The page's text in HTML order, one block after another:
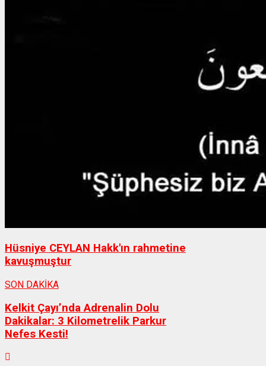
Hüsniye CEYLAN Hakk'ın rahmetine
kavuşmuştur
SON DAKİKA
Kelkit Çayı’nda Adrenalin Dolu
Dakikalar: 3 Kilometrelik Parkur
Nefes Kesti!